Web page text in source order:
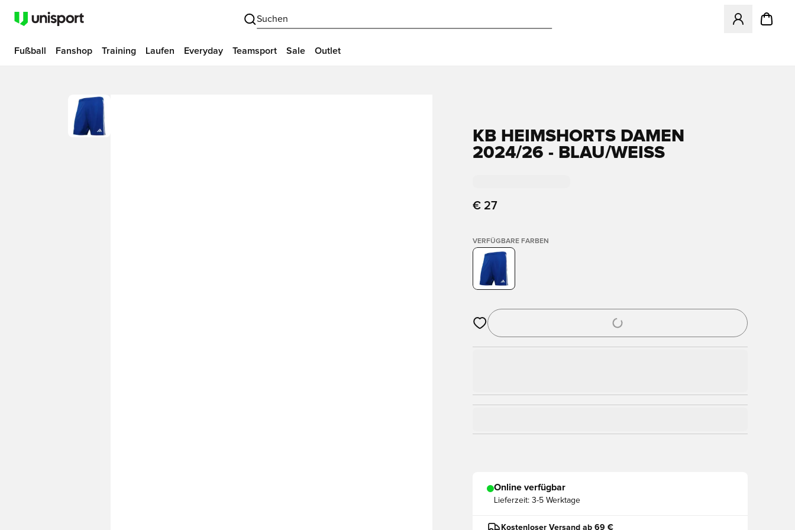
Suchen
Öffnet ein
Fußball Fanshop Training Laufen Everyday Teamsport Sale Outlet
KB HEIMSHORTS DAMEN
2024/26 - BLAU/WEISS
€ 27
VERFÜGBARE FARBEN
Öffnet ein Fenster zum Anmelden oder Registrieren als Mitglied
Online verfügbar
Lieferzeit: 3-5 Werktage
Kostenloser Versand ab 69 €